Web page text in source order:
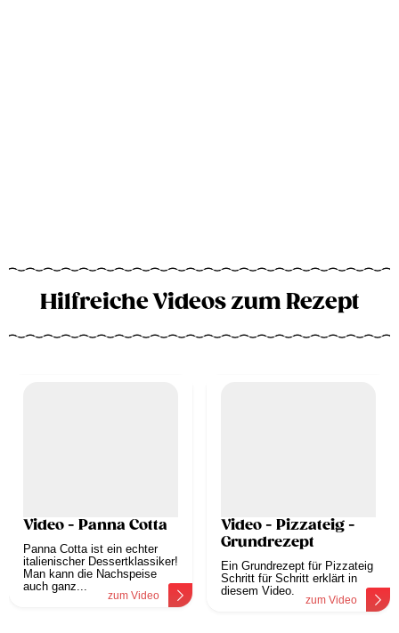
Hilfreiche Videos zum Rezept
Video - Panna Cotta
Panna Cotta ist ein echter
italienischer Dessertklassiker!
Man kann die Nachspeise
auch ganz...
zum Video
Video - Pizzateig -
Grundrezept
Ein Grundrezept für Pizzateig
Schritt für Schritt erklärt in
diesem Video.
zum Video